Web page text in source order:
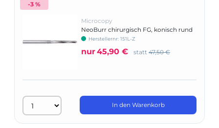
-3 %
Microcopy
NeoBurr chirurgisch FG, konisch rund
Herstellernr: 151L-Z
nur45,90 € statt 47,50 €
In den Warenkorb